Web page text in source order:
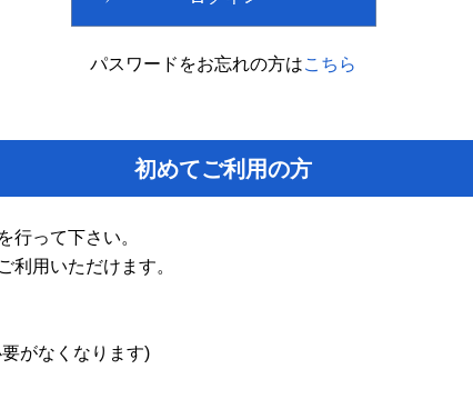
パスワードをお忘れの方はこちら
初めてご利用の方
行って下さい。
利用いただけます。
がなくなります)